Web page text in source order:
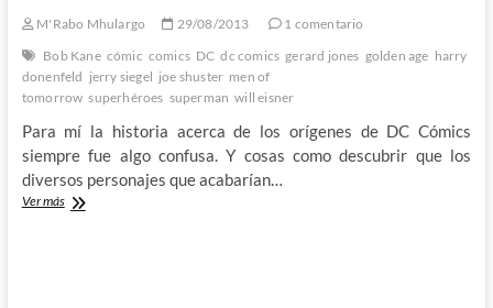
M'Rabo Mhulargo 29/08/2013
1 comentario
Bob Kane cómic comics DC dc comics gerard jones golden age harry
donenfeld jerry siegel joe shuster men of
tomorrow superhéroes superman will eisner
Para mí la historia acerca de los orígenes de DC Cómics
siempre fue algo confusa. Y cosas como descubrir que los
diversos personajes que acabarían…
Ver másMen